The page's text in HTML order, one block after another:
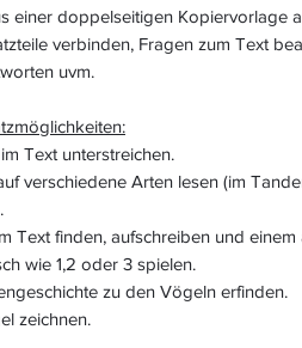
einer doppelseitigen Kopiervorlage
verbinden, Fragen zum Text
uvm.
Text unterstreichen.
verschiedene Arten lesen (im
Text finden, aufschreiben und
wie 1,2 oder 3 spielen.
zu den Vögeln erfinden.
zeichnen.